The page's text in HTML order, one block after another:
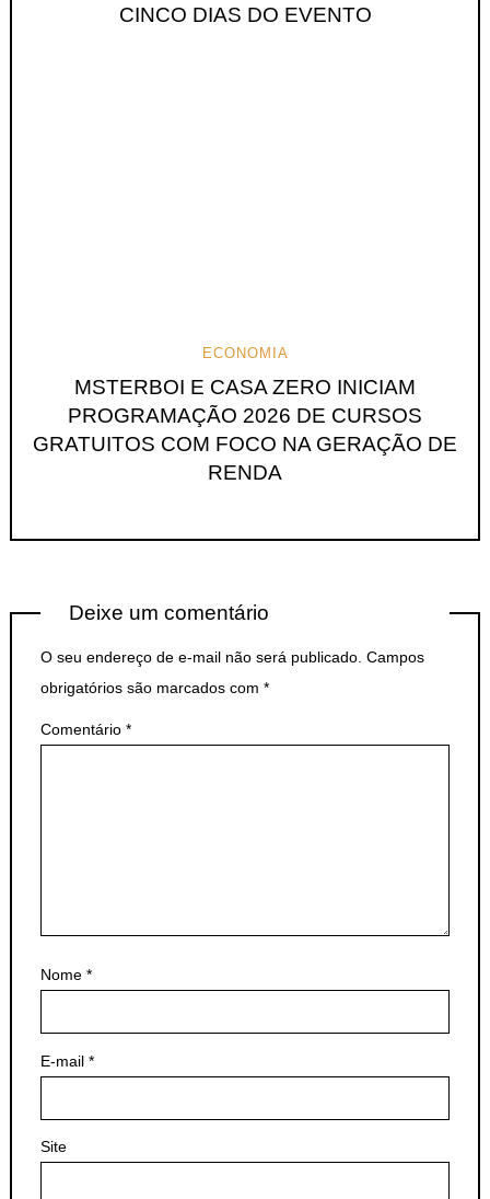
CINCO DIAS DO EVENTO
ECONOMIA
MSTERBOI E CASA ZERO INICIAM
PROGRAMAÇÃO 2026 DE CURSOS
GRATUITOS COM FOCO NA GERAÇÃO DE
RENDA
Deixe um comentário
O seu endereço de e-mail não será publicado. Campos
obrigatórios são marcados com *
Comentário *
Nome *
E-mail *
Site